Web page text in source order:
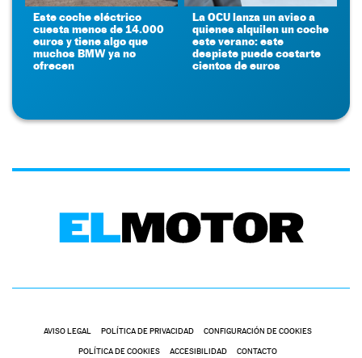
Este coche eléctrico
cuesta menos de 14.000
euros y tiene algo que
muchos BMW ya no
ofrecen
La OCU lanza un aviso a
quienes alquilen un coche
este verano: este
despiste puede costarte
cientos de euros
AVISO LEGAL POLÍTICA DE PRIVACIDAD CONFIGURACIÓN DE COOKIES
POLÍTICA DE COOKIES ACCESIBILIDAD CONTACTO